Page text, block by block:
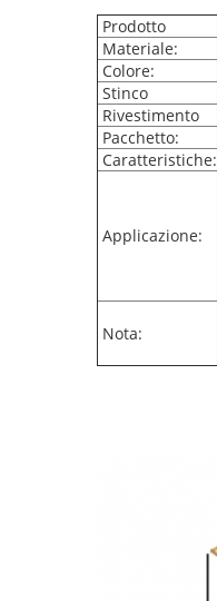
Prodotto
Materiale:
Colore:
Stinco
Rivestimento
Pacchetto:
Caratteristiche:
Applicazione:
Nota: